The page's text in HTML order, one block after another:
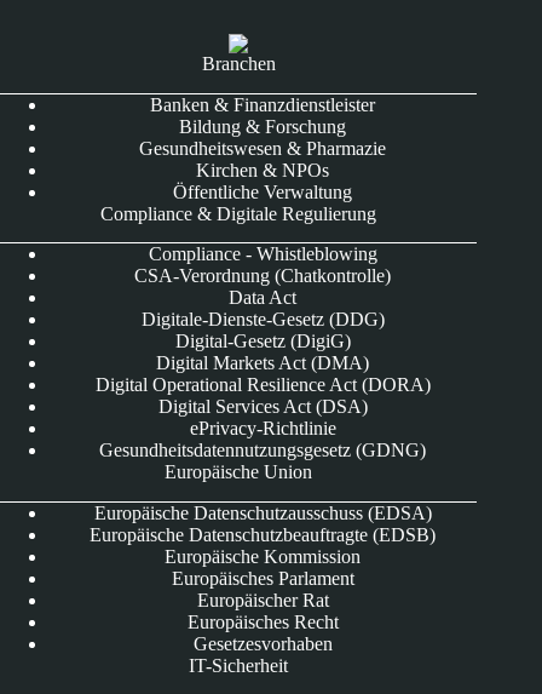
Branchen
Banken & Finanzdienstleister
Bildung & Forschung
Gesundheitswesen & Pharmazie
Kirchen & NPOs
Öffentliche Verwaltung
Compliance & Digitale Regulierung
Compliance - Whistleblowing
CSA-Verordnung (Chatkontrolle)
Data Act
Digitale-Dienste-Gesetz (DDG)
Digital-Gesetz (DigiG)
Digital Markets Act (DMA)
Digital Operational Resilience Act (DORA)
Digital Services Act (DSA)
ePrivacy-Richtlinie
Gesundheitsdatennutzungsgesetz (GDNG)
Europäische Union
Europäische Datenschutzausschuss (EDSA)
Europäische Datenschutzbeauftragte (EDSB)
Europäische Kommission
Europäisches Parlament
Europäischer Rat
Europäisches Recht
Gesetzesvorhaben
IT-Sicherheit